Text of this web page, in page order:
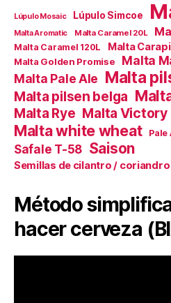
Lúpulo Mosaic Lúpulo Simcoe
Malta Aromatic Malta Caramel 20L
Malta Caramel 120L Malta
Malta Golden Promise Malta
Malta Pale Ale Malta
Malta pilsen belga
Malta Rye Malta Victory
Malta white wheat Pale
Safale T-58 Saison
Semillas de cilantro / coriandro
Método
hacer cerveza